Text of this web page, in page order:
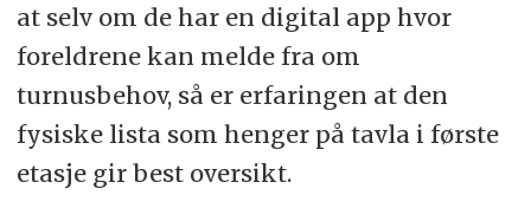
at selv om de har en digital app hvor
foreldrene kan melde fra om
turnusbehov, så er erfaringen at den
fysiske lista som henger på tavla i første
etasje gir best oversikt.